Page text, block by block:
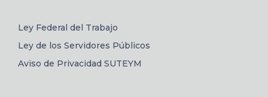
Ley Federal del Trabajo
Ley de los Servidores Públicos
Aviso de Privacidad SUTEYM